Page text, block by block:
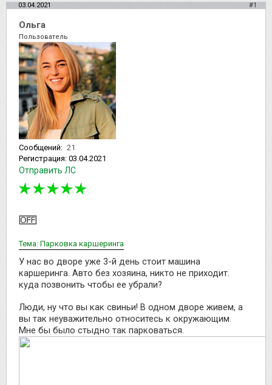
03.04.2021 #1
Ольга
Пользователь
Сообщений: 21
Регистрация: 03.04.2021
Отправить ЛС
Тема: Парковка каршеринга
У нас во дворе уже 3-й день стоит машина
каршеринга. Авто без хозяина, никто не приходит.
куда позвонить чтобы ее убрали?
Люди, ну что вы как свиньи! В одном дворе живем, а
вы так неуважительно относитесь к окружающим.
Мне бы было стыдно так парковаться.